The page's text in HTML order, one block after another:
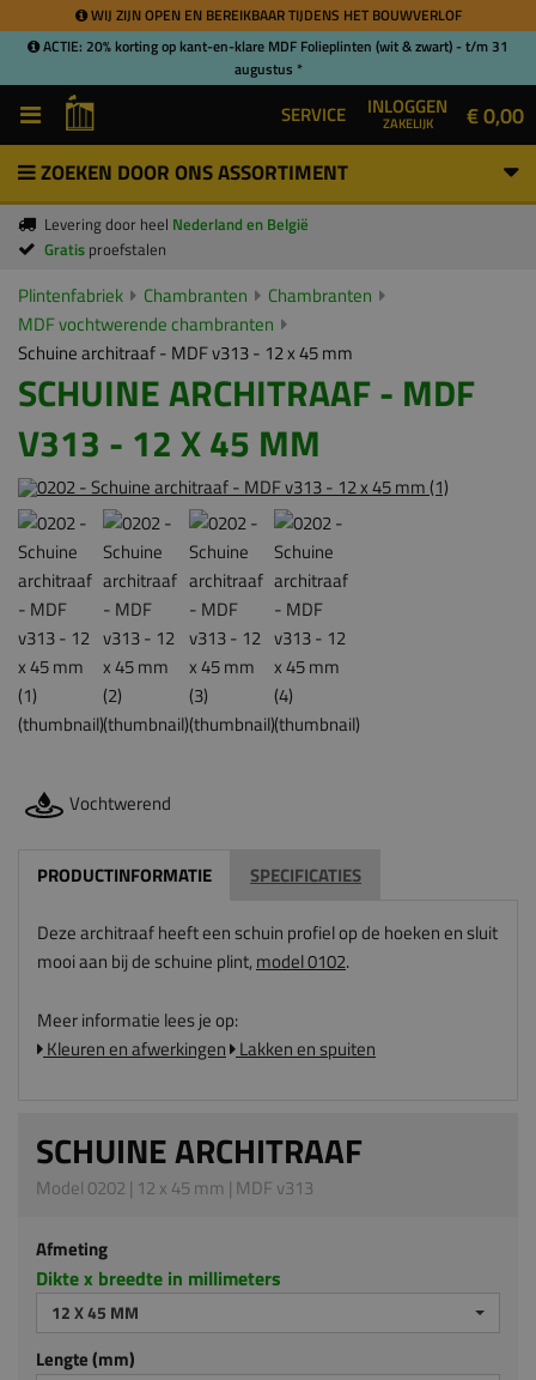
WIJ ZIJN OPEN EN BEREIKBAAR TIJDENS HET BOUWVERLOF
ACTIE: 20% korting op kant-en-klare MDF Folieplinten (wit & zwart) - t/m 31
augustus *
SERVICE INLOGGEN
ZAKELIJK € 0,00
ZOEKEN DOOR ONS ASSORTIMENT
Levering door heel Nederland en België
Gratis proefstalen
Plintenfabriek Chambranten
Chambranten
MDF vochtwerende chambranten
Schuine architraaf - MDF v313 - 12 x 45 mm
SCHUINE ARCHITRAAF - MDF
V313 - 12 X 45 MM
Vochtwerend
PRODUCTINFORMATIE SPECIFICATIES
Deze architraaf heeft een schuin profiel op de hoeken en sluit
mooi aan bij de schuine plint,model 0102.
Meer informatie lees je op:
Kleuren en afwerkingen Lakken en spuiten
SCHUINE ARCHITRAAF
Model 0202 | 12 x 45 mm | MDF v313
Afmeting
Dikte x breedte in millimeters
12 X 45 MM
Lengte (mm)